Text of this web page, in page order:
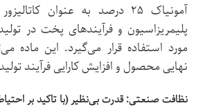
آمونیاک ۲۵ درصد به عنوان
پلیمریزاسیون و فرآیندهای پخت در
مورد استفاده قرار می‌گیرد. این ماده
نهایی محصول و افزایش کارایی فرآیند
نظافت صنعتی: قدرت بی‌نظیر (با تاکید بر